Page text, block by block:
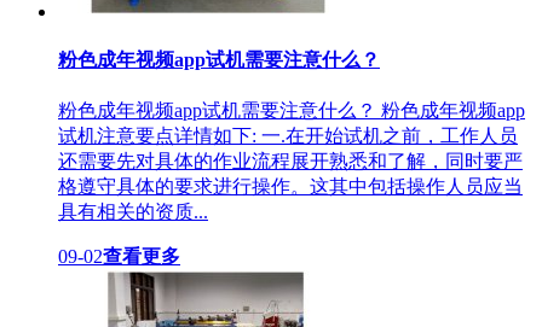
粉色成年视频app试机需要注意什么？
粉色成年视频app试机需要注意什么？ 粉色成年视频app
试机注意要点详情如下: 一.在开始试机之前，工作人员
还需要先对具体的作业流程展开熟悉和了解，同时要严
格遵守具体的要求进行操作。这其中包括操作人员应当
具有相关的资质...
09-02查看更多